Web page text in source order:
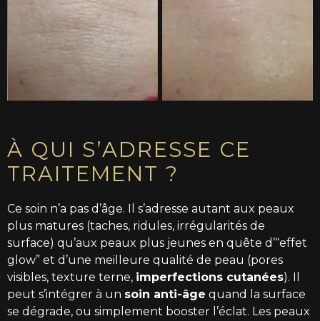
À QUI S’ADRESSE CE
TRAITEMENT ?
Ce soin n’a pas d’âge. Il s’adresse autant aux peaux
plus matures (taches, ridules, irrégularités de
surface) qu’aux peaux plus jeunes en quête d’“effet
glow” et d’une meilleure qualité de peau (pores
visibles, texture terne, imperfections cutanées). Il
peut s’intégrer à un soin anti-âge quand la surface
se dégrade, ou simplement booster l’éclat. Les peaux